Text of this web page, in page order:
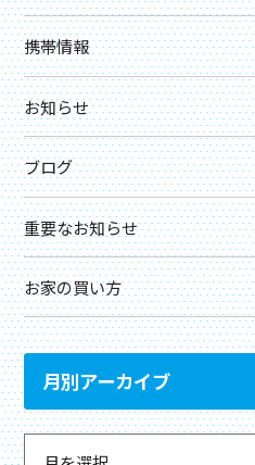
携帯情報
お知らせ
ブログ
重要なお知らせ
お家の買い方
月別アーカイブ